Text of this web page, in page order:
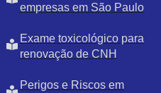
empresas em São Paulo
Exame toxicológico para
renovação de CNH
Perigos e Riscos em